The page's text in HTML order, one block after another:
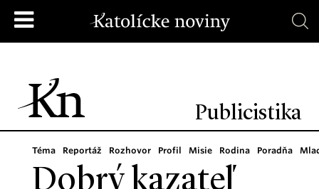
Publicistika
Téma Reportáž Rozhovor Profil Misie Rodina Poradňa
Dobrý kazateľ